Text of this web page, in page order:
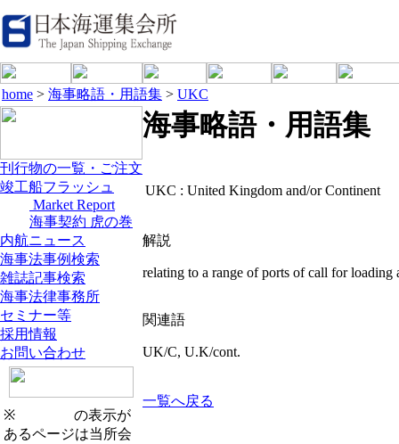
home > 海事略語・用語集 > UKC
刊行物の一覧・ご注文
竣工船フラッシュ
Market Report
海事契約 虎の巻
内航ニュース
海事法事例検索
雑誌記事検索
海事法律事務所
セミナー等
採用情報
お問い合わせ
※
の表示が
あるページは当所会
海事略語・用語集
UKC : United Kingdom and/or Continent
解説
relating to a range of ports of call for loading
関連語
UK/C, U.K/cont.
一覧へ戻る